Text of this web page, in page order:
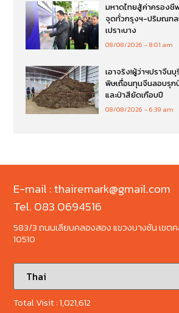
มหาดไทยสู้ค่าครองชี
จุดทั่วกรุงฯ-ปริมณฑล
เปราะบาง
08/08/2026 8:01 am
เอาจริง!ผู้ว่าฯปราจีน
พิษเถื่อนทุนจีนลอบรุก
และป่าสียัดเกือบปี
08/08/2026 6:39 am
E-mail : thairemark@gmail.com
Tel. 083 0694516
583/3 ถนนเลียบคลองสอง แขวงบางชัน เขต
10510
Total Visit :1,021,612